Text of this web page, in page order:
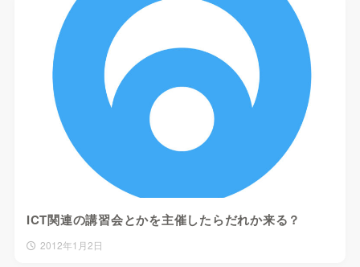
ICT関連の講習会とかを主催したらだれか来る？
2012年1月2日